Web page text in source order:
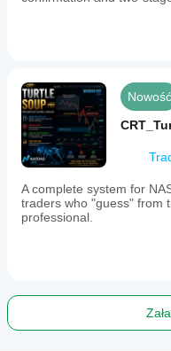
Nowość
A complete system for
traders who "guess" from
professional.